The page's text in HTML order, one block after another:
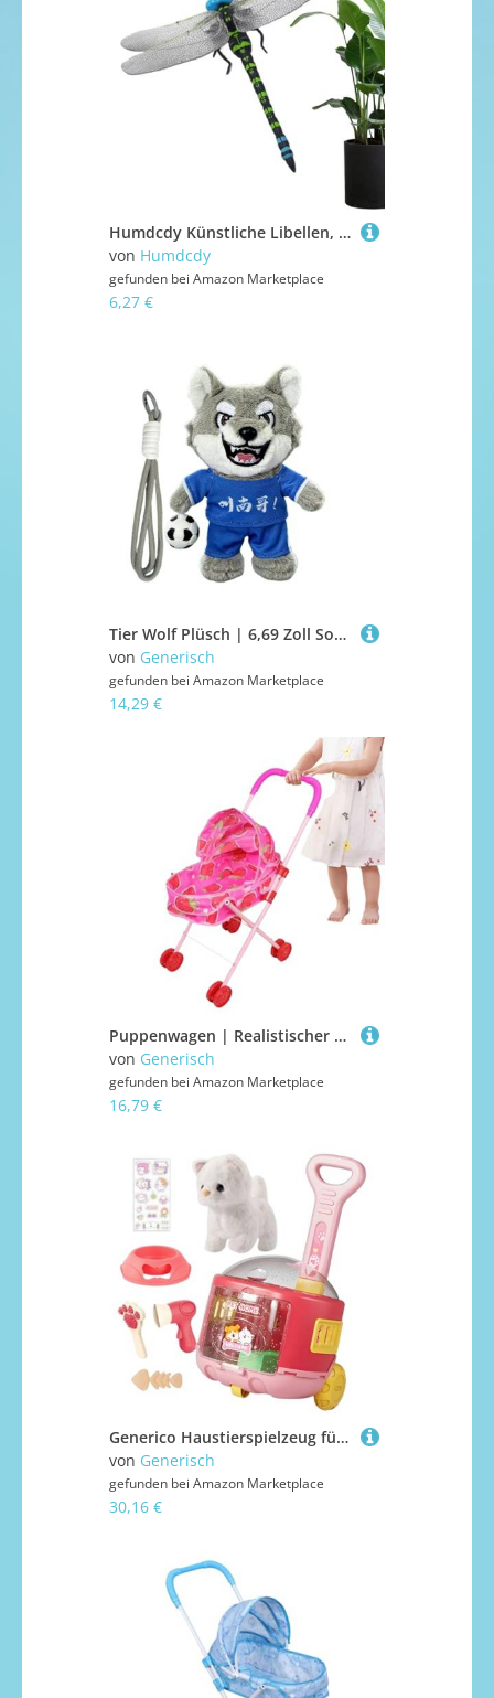
Humdcdy Künstliche Libellen, Fliegenvertreiber, realistische künstliche, Tierfiguren, Gartendekoration für Kinder, Lernen, Klassenzimmer, Demonstration, Baby, Kinderwagen, Rasen
von Humdcdy
gefunden bei Amazon Marketplace
6,27 €
Tier Wolf Plüsch | 6,69 Zoll Sound Tierfigur | Dekorativer Cartoon Anhänger | Sweet Gift Geschenk an Toy Adults Rucksäcke Haus Kinderwagen Voyage Urlaub Urlaub
von Generisch
gefunden bei Amazon Marketplace
14,29 €
Puppenwagen | Realistischer Kinderwagen Mit Sonnenschutz - Klappbarer Kinderwagen,Für Babys Mädchen Haus Reise Geburtstag Schule Outdoor
von Generisch
gefunden bei Amazon Marketplace
16,79 €
Generico Haustierspielzeug für Kinder, für Kinderwagen und Tiere, realistische Plüschfiguren für Simulationsspiel für und Mädchen
von Generisch
gefunden bei Amazon Marketplace
30,16 €